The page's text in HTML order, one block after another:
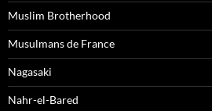
Muslim Brotherhood
Musulmans de France
Nagasaki
Nahr-el-Bared